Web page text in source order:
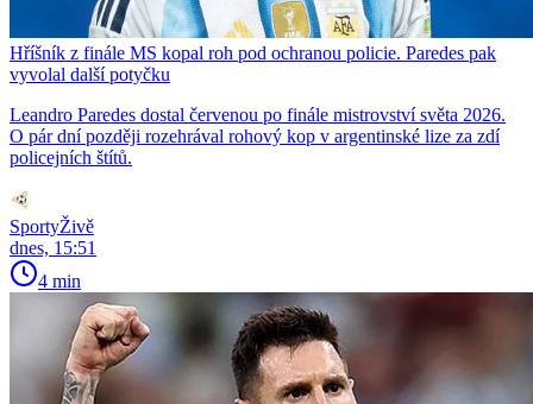
Hříšník z finále MS kopal roh pod ochranou policie. Paredes pak
vyvolal další potyčku
Leandro Paredes dostal červenou po finále mistrovství světa 2026.
O pár dní později rozehrával rohový kop v argentinské lize za zdí
policejních štítů.
SportyŽivě
dnes, 15:51
4 min